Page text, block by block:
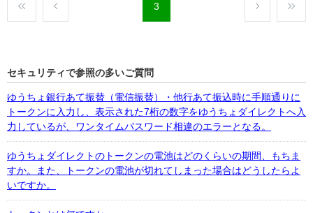
3
セキュリティで参照の多いご質問
ゆうちょ銀行あて振替（電信振替）・他行あて振込時に手順通りに
トークンに入力し、表示された7桁の数字をゆうちょダイレクトへ入
力しているが、ワンタイムパスワード相違のエラーとなる。
ゆうちょダイレクトのトークンの電池はどのくらいの期間、もちま
すか。また、トークンの電池が切れてしまった場合はどうしたらよ
いですか。